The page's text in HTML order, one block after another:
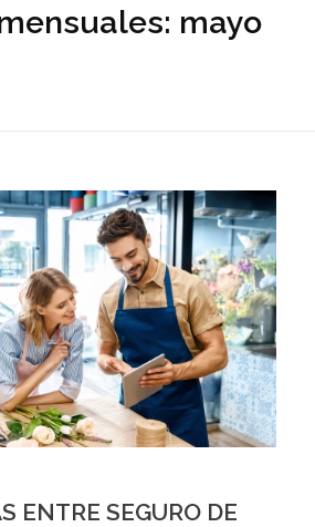
mayo
ENTRE SEGURO DE